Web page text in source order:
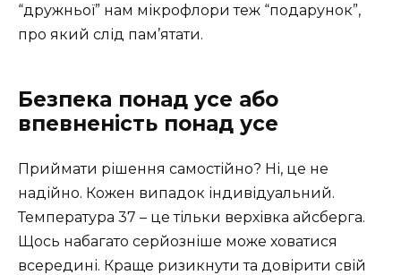
“дружньої” нам мікрофлори теж “подарунок”,
про який слід пам’ятати.
Безпека понад усе або
впевненість понад усе
Приймати рішення самостійно? Ні, це не
надійно. Кожен випадок індивідуальний.
Температура 37 – це тільки верхівка айсберга.
Щось набагато серйозніше може ховатися
всередині. Краще ризикнути та довірити свій